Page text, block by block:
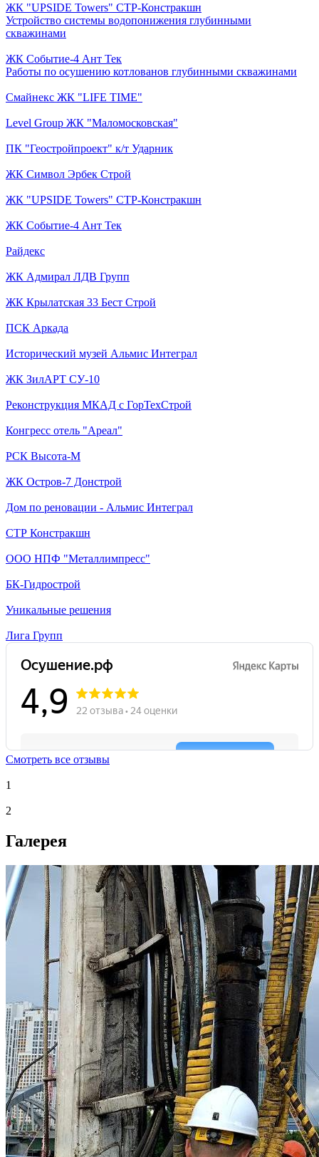
ЖК "UPSIDE Towers" СТР-Констракшн
Устройство системы водопонижения глубинными
скважинами
ЖК Событие-4 Ант Тек
Работы по осушению котлованов глубинными скважинами
Смайнекс ЖК "LIFE TIME"
Level Group ЖК "Маломосковская"
ПК "Геостройпроект" к/т Ударник
ЖК Символ Эрбек Строй
ЖК "UPSIDE Towers" СТР-Констракшн
ЖК Событие-4 Ант Тек
Райдекс
ЖК Адмирал ЛДВ Групп
ЖК Крылатская 33 Бест Строй
ПСК Аркада
Исторический музей Альмис Интеграл
ЖК ЗилАРТ СУ-10
Реконструкция МКАД с ГорТехСтрой
Конгресс отель "Ареал"
РСК Высота-М
ЖК Остров-7 Донстрой
Дом по реновации - Альмис Интеграл
СТР Констракшн
ООО НПФ "Металлимпресс"
БК-Гидрострой
Уникальные решения
Лига Групп
Смотреть все отзывы
1
2
Галерея